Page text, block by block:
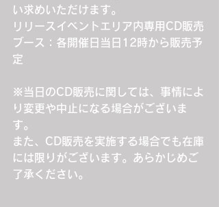
い求めいただけます。
リリースイベントエリア内専用CD販売
ブース：各開催日当日12時から販売予
定
※当日のCD販売に関しては、事情によ
り変更や中止になる場合がございま
す。
また、CD販売を実施する場合でも在庫
には限りがございます。あらかじめご
了承ください。